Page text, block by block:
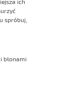
spróbuj,
błonami